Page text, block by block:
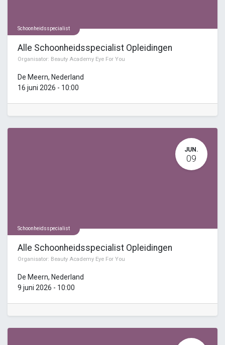
Schoonheidsspecialist
Alle Schoonheidsspecialist Opleidingen
Organisator: Beauty Academy Eye For You
De Meern, Nederland
16 juni 2026 - 10:00
JUN.
09
Schoonheidsspecialist
Alle Schoonheidsspecialist Opleidingen
Organisator: Beauty Academy Eye For You
De Meern, Nederland
9 juni 2026 - 10:00